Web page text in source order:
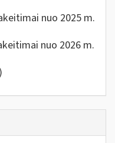
nuo 2025 m.
nuo 2026 m.